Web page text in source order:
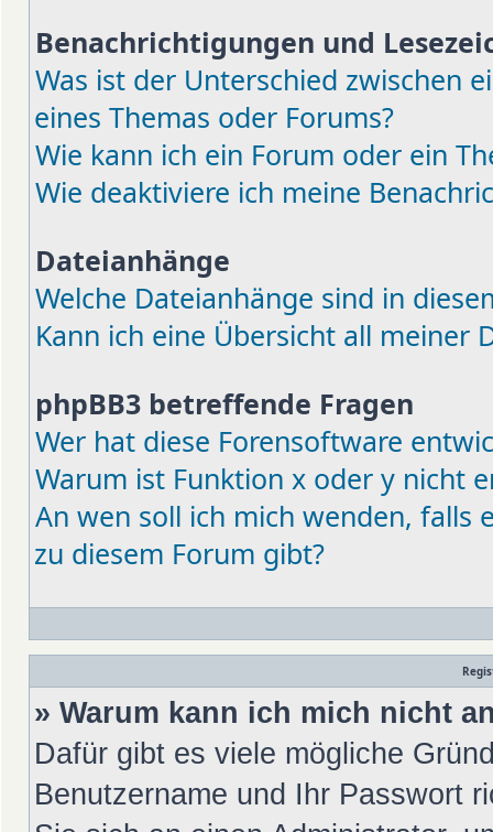
Benachrichtigungen und
Was ist der Unterschied zwischen
eines Themas oder Forums?
Wie kann ich ein Forum oder ein
Wie deaktiviere ich meine
Dateianhänge
Welche Dateianhänge sind in
Kann ich eine Übersicht all meiner
phpBB3 betreffende Fragen
Wer hat diese Forensoftware
Warum ist Funktion x oder y nicht
An wen soll ich mich wenden, falls
zu diesem Forum gibt?
» Warum kann ich mich nicht
Dafür gibt es viele mögliche
Benutzername und Ihr Passwort